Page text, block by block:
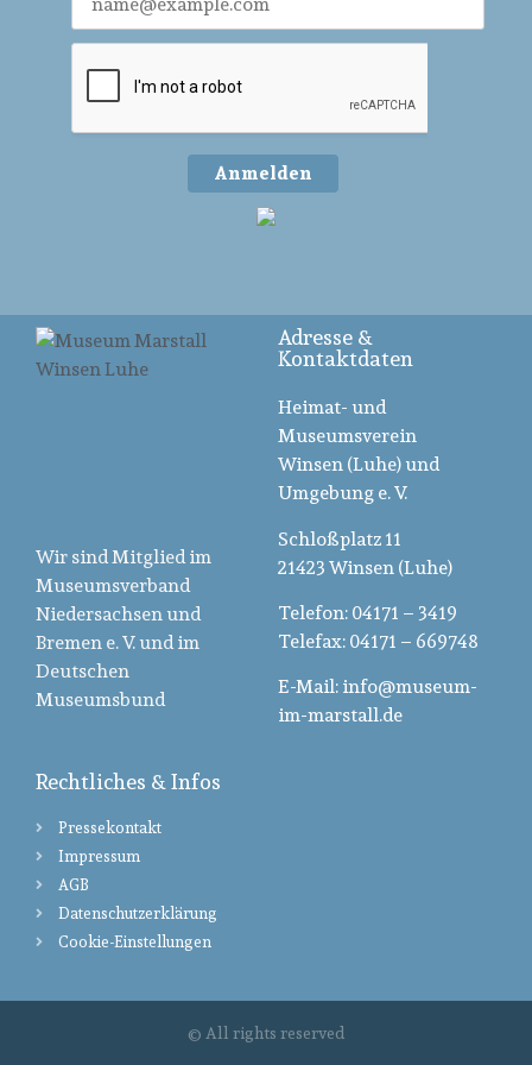
Anmelden
Wir sind Mitglied im
Museumsverband
Niedersachsen und
Bremen e. V. und im
Deutschen
Museumsbund
Adresse &
Kontaktdaten
Heimat- und
Museumsverein
Winsen (Luhe) und
Umgebung e. V.
Schloßplatz 11
21423 Winsen (Luhe)
Telefon: 04171 – 3419
Telefax: 04171 – 669748
E-Mail: info@museum-
im-marstall.de
Rechtliches & Infos
Pressekontakt
Impressum
AGB
Datenschutzerklärung
Cookie-Einstellungen
© All rights reserved